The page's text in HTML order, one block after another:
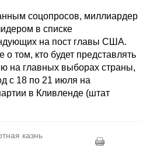
соцопросов, миллиардер
в списке
на пост главы США.
том, кто будет представлять
на главных выборах страны,
с 18 по 21 июля на
в Кливленде (штат
казнь